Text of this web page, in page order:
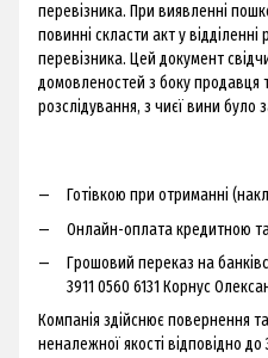
перевізника. При виявленні
повинні скласти акт у
перевізника. Цей документ
домовленостей з боку продавця
розслідування, з чиєї вини було
Готівкою при отриманні
Онлайн-оплата кредитною
Грошовий переказ на
3911 0560 6131 Корнус
Компанія здійснює повернення
неналежної якості відповідно